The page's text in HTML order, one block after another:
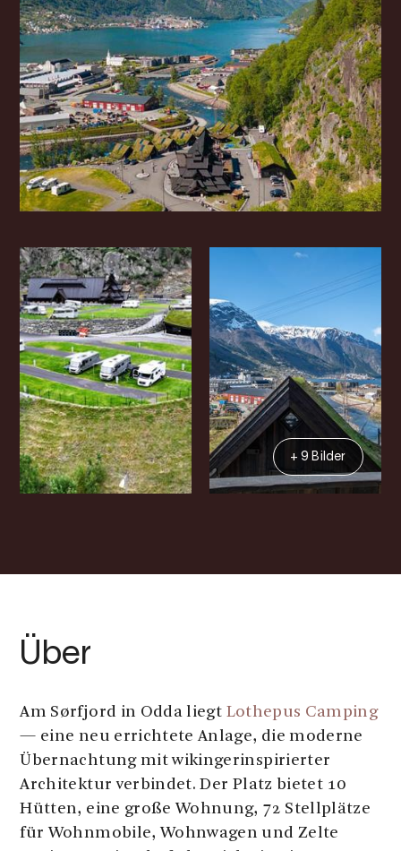
+ 9 Bilder
Über
Am Sørfjord in Odda liegt Lothepus Camping
— eine neu errichtete Anlage, die moderne
Übernachtung mit wikingerinspirierter
Architektur verbindet. Der Platz bietet 10
Hütten, eine große Wohnung, 72 Stellplätze
für Wohnmobile, Wohnwagen und Zelte